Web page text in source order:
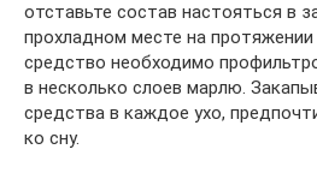
отставьте состав настояться в
прохладном месте на
средство необходимо
в несколько слоев марлю.
средства в каждое ухо,
ко сну.